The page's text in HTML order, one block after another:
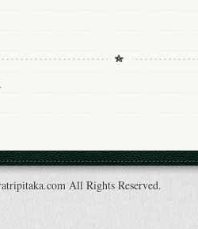
All Rights Reserved.